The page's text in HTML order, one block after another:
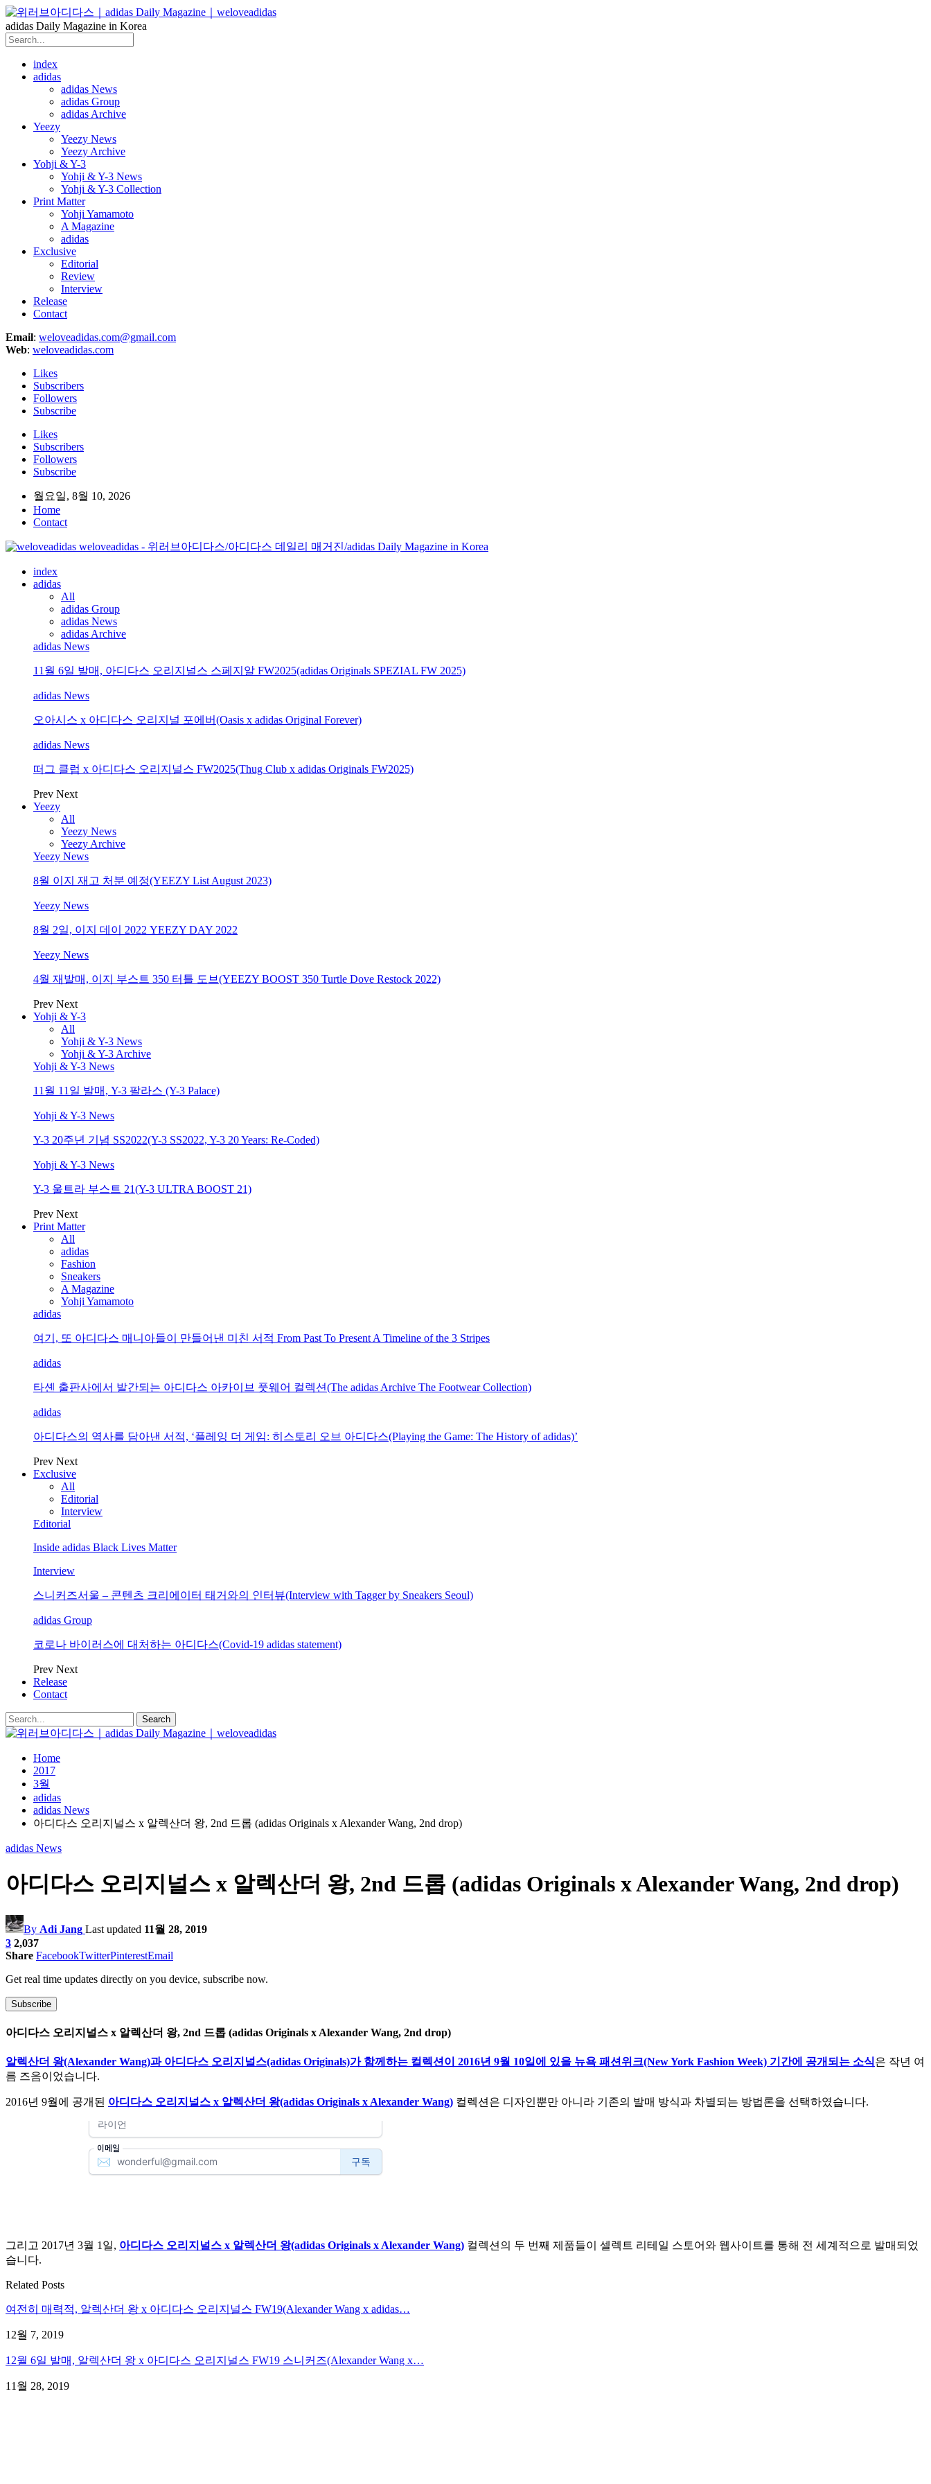
adidas Daily Magazine in Korea
index
adidas
adidas News
adidas Group
adidas Archive
Yeezy
Yeezy News
Yeezy Archive
Yohji & Y-3
Yohji & Y-3 News
Yohji & Y-3 Collection
Print Matter
Yohji Yamamoto
A Magazine
adidas
Exclusive
Editorial
Review
Interview
Release
Contact
Email: weloveadidas.com@gmail.com
Web: weloveadidas.com
Likes
Subscribers
Followers
Subscribe
Likes
Subscribers
Followers
Subscribe
월요일, 8월 10, 2026
Home
Contact
weloveadidas - 위러브아디다스/아디다스 데일리 매거진/adidas Daily Magazine in Korea
index
adidas
All
adidas Group
adidas News
adidas Archive
adidas News
11월 6일 발매, 아디다스 오리지널스 스페지알 FW2025(adidas Originals SPEZIAL FW 2025)
adidas News
오아시스 x 아디다스 오리지널 포에버(Oasis x adidas Original Forever)
adidas News
떠그 클럽 x 아디다스 오리지널스 FW2025(Thug Club x adidas Originals FW2025)
Prev Next
Yeezy
All
Yeezy News
Yeezy Archive
Yeezy News
8월 이지 재고 처분 예정(YEEZY List August 2023)
Yeezy News
8월 2일, 이지 데이 2022 YEEZY DAY 2022
Yeezy News
4월 재발매, 이지 부스트 350 터틀 도브(YEEZY BOOST 350 Turtle Dove Restock 2022)
Prev Next
Yohji & Y-3
All
Yohji & Y-3 News
Yohji & Y-3 Archive
Yohji & Y-3 News
11월 11일 발매, Y-3 팔라스 (Y-3 Palace)
Yohji & Y-3 News
Y-3 20주년 기념 SS2022(Y-3 SS2022, Y-3 20 Years: Re-Coded)
Yohji & Y-3 News
Y-3 울트라 부스트 21(Y-3 ULTRA BOOST 21)
Prev Next
Print Matter
All
adidas
Fashion
Sneakers
A Magazine
Yohji Yamamoto
adidas
여기, 또 아디다스 매니아들이 만들어낸 미친 서적 From Past To Present A Timeline of the 3 Stripes
adidas
타셴 출판사에서 발간되는 아디다스 아카이브 풋웨어 컬렉션(The adidas Archive The Footwear Collection)
adidas
아디다스의 역사를 담아낸 서적, ‘플레잉 더 게임: 히스토리 오브 아디다스(Playing the Game: The History of adidas)’
Prev Next
Exclusive
All
Editorial
Interview
Editorial
Inside adidas Black Lives Matter
Interview
스니커즈서울 – 콘텐츠 크리에이터 태거와의 인터뷰(Interview with Tagger by Sneakers Seoul)
adidas Group
코로나 바이러스에 대처하는 아디다스(Covid-19 adidas statement)
Prev Next
Release
Contact
Home
2017
3월
adidas
adidas News
아디다스 오리지널스 x 알렉산더 왕, 2nd 드롭 (adidas Originals x Alexander Wang, 2nd drop)
adidas News
아디다스 오리지널스 x 알렉산더 왕, 2nd 드롭 (adidas Originals x Alexander Wang, 2nd drop)
By Adi Jang Last updated 11월 28, 2019
3 2,037
Share FacebookTwitterPinterestEmail
Get real time updates directly on you device, subscribe now.
Subscribe
아디다스 오리지널스 x 알렉산더 왕, 2nd 드롭 (adidas Originals x Alexander Wang, 2nd drop)
알렉산더 왕(Alexander Wang)과 아디다스 오리지널스(adidas Originals)가 함께하는 컬렉션이 2016년 9월 10일에 있을 뉴욕 패션위크(New York Fashion Week) 기간에 공개되는 소식은 작년 여
름 즈음이었습니다.
2016년 9월에 공개된 아디다스 오리지널스 x 알렉산더 왕(adidas Originals x Alexander Wang) 컬렉션은 디자인뿐만 아니라 기존의 발매 방식과 차별되는 방법론을 선택하였습니다.
그리고 2017년 3월 1일, 아디다스 오리지널스 x 알렉산더 왕(adidas Originals x Alexander Wang) 컬렉션의 두 번째 제품들이 셀렉트 리테일 스토어와 웹사이트를 통해 전 세계적으로 발매되었
습니다.
Related Posts
여전히 매력적, 알렉산더 왕 x 아디다스 오리지널스 FW19(Alexander Wang x adidas…
12월 7, 2019
12월 6일 발매, 알렉산더 왕 x 아디다스 오리지널스 FW19 스니커즈(Alexander Wang x…
11월 28, 2019